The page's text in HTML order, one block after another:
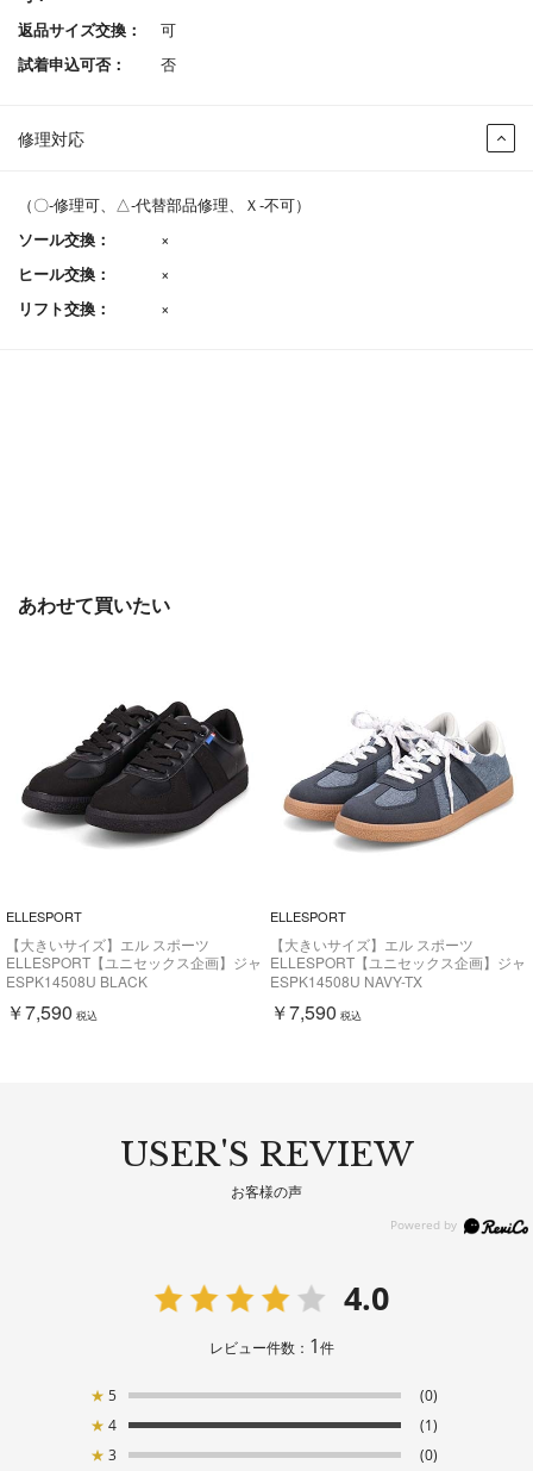
返品サイズ交換：
可
試着申込可否：
否
修理対応
（〇-修理可、△-代替部品修理、Ｘ-不可）
ソール交換：
×
ヒール交換：
×
リフト交換：
×
あわせて買いたい
ELLESPORT
【大きいサイズ】エル スポーツ
ELLESPORT【ユニセックス企画】ジャ
ーマントレーナースニーカー
ESPK14508U BLACK
￥7,590 税込
ELLESPORT
【大きいサイズ】エル スポーツ
ELLESPORT【ユニセックス企画】ジャ
ーマントレーナースニーカー
ESPK14508U NAVY-TX
￥7,590 税込
USER'S REVIEW
お客様の声
4.0
レビュー件数： 1件
★ 5
(0)
★ 4
(1)
★ 3
(0)